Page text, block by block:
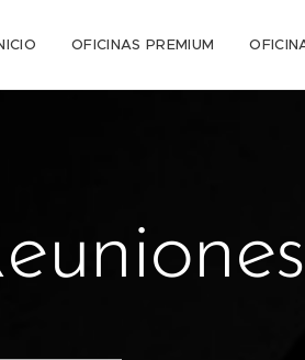
OFICINAS PREMIUM